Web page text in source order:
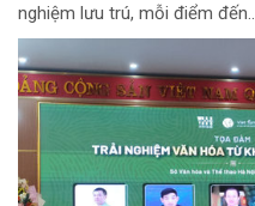
nghiệm lưu trú, mỗi điểm